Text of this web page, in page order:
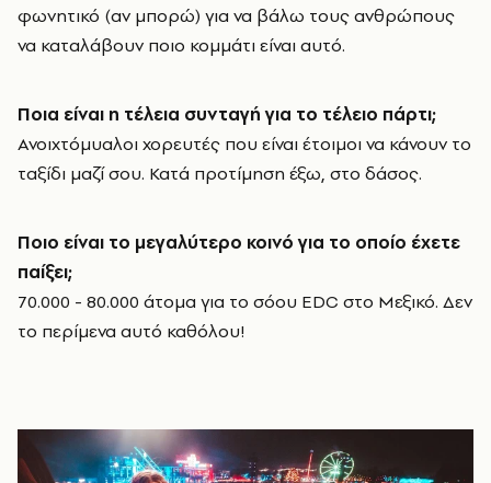
φωνητικό (αν μπορώ) για να βάλω τους ανθρώπους
να καταλάβουν ποιο κομμάτι είναι αυτό.
Ποια είναι η τέλεια συνταγή για το τέλειο πάρτι;
Ανοιχτόμυαλοι χορευτές που είναι έτοιμοι να κάνουν το
ταξίδι μαζί σου. Κατά προτίμηση έξω, στο δάσος.
Ποιο είναι το μεγαλύτερο κοινό για το οποίο έχετε
παίξει;
70.000 - 80.000 άτομα για το σόου EDC στο Μεξικό. Δεν
το περίμενα αυτό καθόλου!